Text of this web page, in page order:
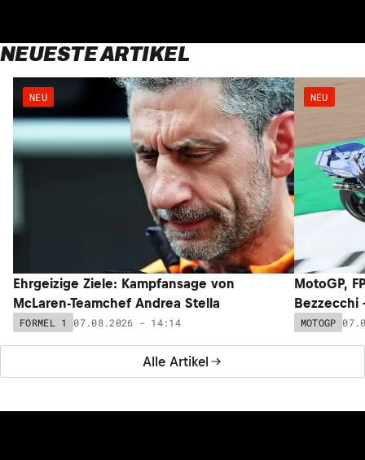
NEUESTE ARTIKEL
Alle Artikel
NEU
Ehrgeizige Ziele: Kampfansage von
McLaren-Teamchef Andrea Stella
FORMEL 1 07.08.2026 - 14:14
NEU
MotoGP,
Bezzecchi
MOTOGP